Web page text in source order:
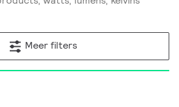
Meer filters